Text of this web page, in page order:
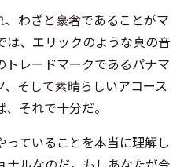
わざと豪奢であることがマ
は、エリックのような真の音
レードマークであるパナマ
そして素晴らしいアコース
それで十分だ。
ていることを本当に理解し